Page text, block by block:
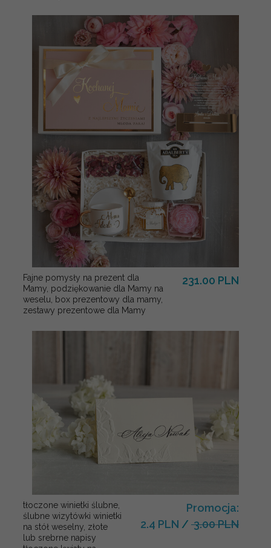
Fajne pomysły na prezent dla
Mamy, podziękowanie dla Mamy na
weselu, box prezentowy dla mamy,
zestawy prezentowe dla Mamy
231.00 PLN
tłoczone winietki ślubne,
ślubne wizytówki winietki
na stół weselny, złote
lub srebrne napisy
Promocja:
2.4 PLN / 3.00 PLN